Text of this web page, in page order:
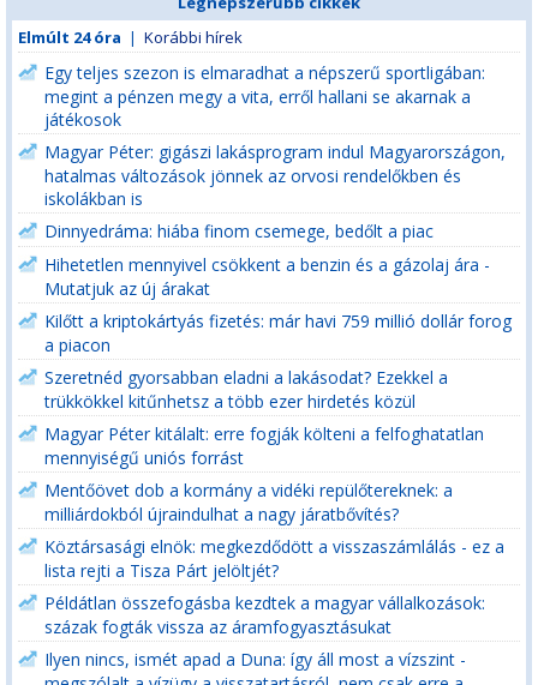
Elmúlt 24 óra | Korábbi hírek
Egy teljes szezon is elmaradhat a népszerű sportligában:
megint a pénzen megy a vita, erről hallani se akarnak a
játékosok
Magyar Péter: gigászi lakásprogram indul Magyarországon,
hatalmas változások jönnek az orvosi rendelőkben és
iskolákban is
Dinnyedráma: hiába finom csemege, bedőlt a piac
Hihetetlen mennyivel csökkent a benzin és a gázolaj ára -
Mutatjuk az új árakat
Kilőtt a kriptokártyás fizetés: már havi 759 millió dollár forog
a piacon
Szeretnéd gyorsabban eladni a lakásodat? Ezekkel a
trükkökkel kitűnhetsz a több ezer hirdetés közül
Magyar Péter kitálalt: erre fogják költeni a felfoghatatlan
mennyiségű uniós forrást
Mentőövet dob a kormány a vidéki repülőtereknek: a
milliárdokból újraindulhat a nagy járatbővítés?
Köztársasági elnök: megkezdődött a visszaszámlálás - ez a
lista rejti a Tisza Párt jelöltjét?
Példátlan összefogásba kezdtek a magyar vállalkozások:
százak fogták vissza az áramfogyasztásukat
Ilyen nincs, ismét apad a Duna: így áll most a vízszint -